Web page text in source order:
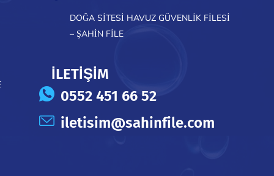
DOĞA SITESI HAVUZ GÜVENLIK FILESI
– ŞAHIN FILE
İLETİŞİM
0552 451 66 52
iletisim@sahinfile.com